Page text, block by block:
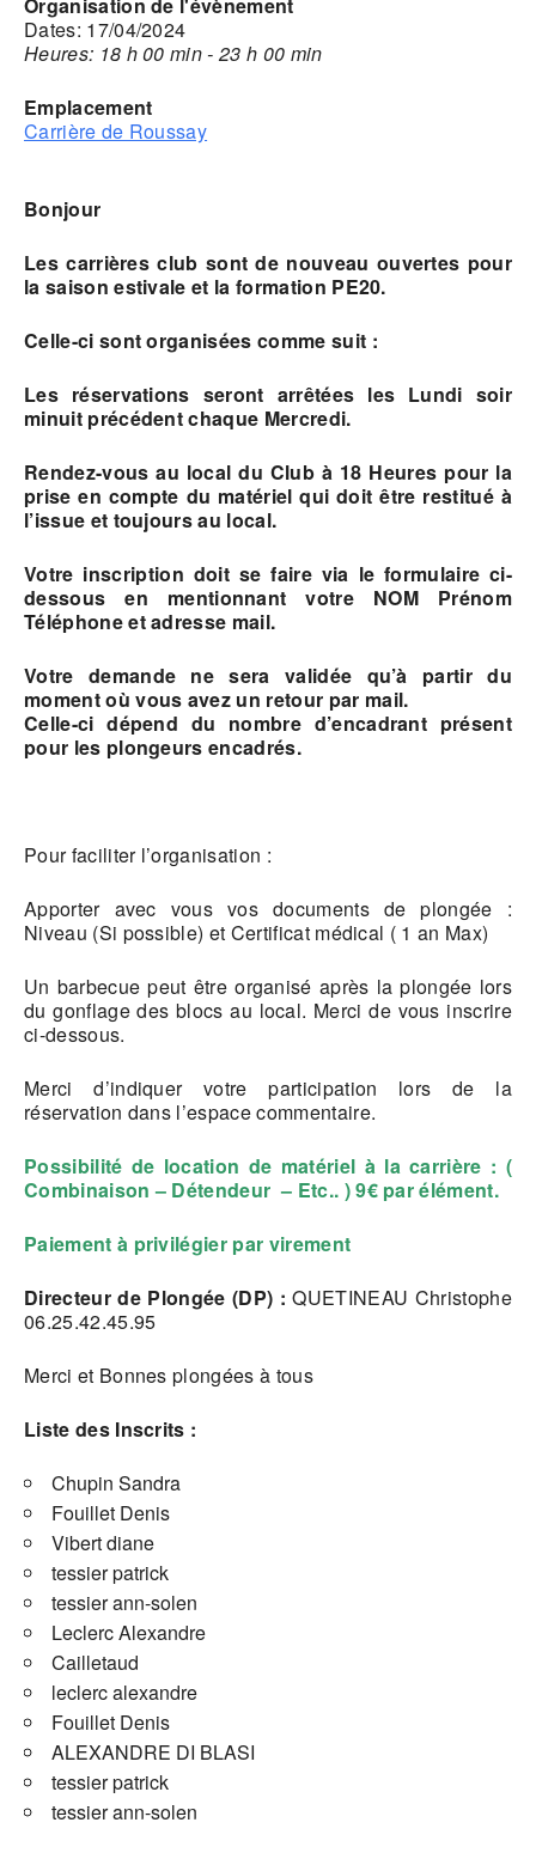
Dates: 17/04/2024
Heures: 18 h 00 min - 23 h 00 min
Emplacement
Carrière de Roussay
Bonjour
Les carrières club sont de nouveau ouvertes pour
la saison estivale et la formation PE20.
Celle-ci sont organisées comme suit :
Les réservations seront arrêtées les Lundi soir
minuit précédent chaque Mercredi.
Rendez-vous au local du Club à 18 Heures pour la
prise en compte du matériel qui doit être restitué à
l’issue et toujours au local.
Votre inscription doit se faire via le formulaire ci-
dessous en mentionnant votre NOM Prénom
Téléphone et adresse mail.
Votre demande ne sera validée qu’à partir du
moment où vous avez un retour par mail.
Celle-ci dépend du nombre d’encadrant présent
pour les plongeurs encadrés.
Pour faciliter l’organisation :
Apporter avec vous vos documents de plongée :
Niveau (Si possible) et Certificat médical ( 1 an Max)
Un barbecue peut être organisé après la plongée lors
du gonflage des blocs au local. Merci de vous inscrire
ci-dessous.
Merci d’indiquer votre participation lors de la
réservation dans l’espace commentaire.
Possibilité de location de matériel à la carrière : (
Combinaison – Détendeur – Etc.. ) 9€ par élément.
Paiement à privilégier par virement
Directeur de Plongée (DP) :QUETINEAU Christophe
06.25.42.45.95
Merci et Bonnes plongées à tous
Liste des Inscrits :
Chupin Sandra
Fouillet Denis
Vibert diane
tessier patrick
tessier ann-solen
Leclerc Alexandre
Cailletaud
leclerc alexandre
Fouillet Denis
ALEXANDRE DI BLASI
tessier patrick
tessier ann-solen